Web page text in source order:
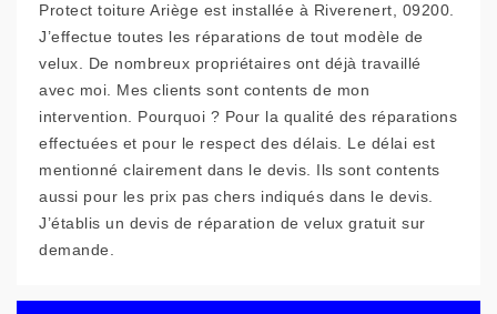
Protect toiture Ariège est installée à Riverenert, 09200.
J’effectue toutes les réparations de tout modèle de
velux. De nombreux propriétaires ont déjà travaillé
avec moi. Mes clients sont contents de mon
intervention. Pourquoi ? Pour la qualité des réparations
effectuées et pour le respect des délais. Le délai est
mentionné clairement dans le devis. Ils sont contents
aussi pour les prix pas chers indiqués dans le devis.
J’établis un devis de réparation de velux gratuit sur
demande.